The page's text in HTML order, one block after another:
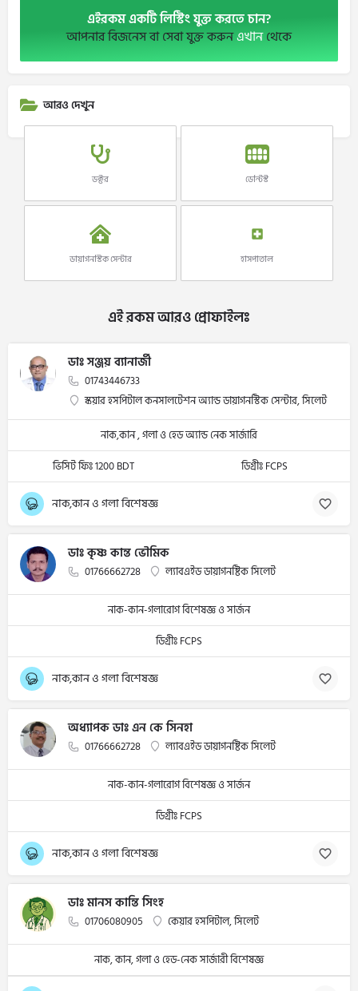
এইরকম একটি লিস্টিং যুক্ত করতে চান?
আপনার বিজনেস বা সেবা যুক্ত করুনএখানথেকে
আরও দেখুন
ডক্টর ডেন্টিস্ট
ডায়াগনস্টিক সেন্টার হাসপাতাল
এই রকম আরও প্রোফাইলঃ
ডাঃ সঞ্জয় ব্যানার্জী
01743446733
স্কয়ার হসপিটাল কনসালটেশন অ্যান্ড ডায়াগনস্টিক সেন্টার, সিলেট
নাক,কান , গলা ও হেড অ্যান্ড নেক সার্জারি
ভিসিট ফিঃ 1200 BDT
ডিগ্রীঃ FCPS
নাক,কান ও গলা বিশেষজ্ঞ
ডাঃ কৃষ্ণ কান্ত ভৌমিক
01766662728 ল্যাবএইড ডায়াগনষ্টিক সিলেট
নাক-কান-গলারোগ বিশেষজ্ঞ ও সার্জন
ডিগ্রীঃ FCPS
নাক,কান ও গলা বিশেষজ্ঞ
অধ্যাপক ডাঃ এন কে সিনহা
01766662728 ল্যাবএইড ডায়াগনষ্টিক সিলেট
নাক-কান-গলারোগ বিশেষজ্ঞ ও সার্জন
ডিগ্রীঃ FCPS
নাক,কান ও গলা বিশেষজ্ঞ
ডাঃ মানস কান্তি সিংহ
01706080905 কেয়ার হসপিটাল, সিলেট
নাক, কান, গলা ও হেড-নেক সার্জারী বিশেষজ্ঞ